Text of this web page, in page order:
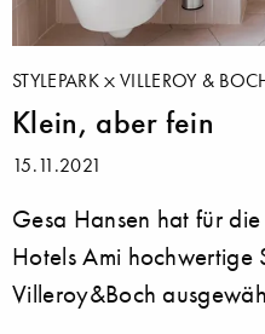
STYLEPARK VILLEROY &
Klein, aber fein
15.11.2021
Gesa Hansen hat für
Hotels Ami hochwertige
Villeroy&Boch